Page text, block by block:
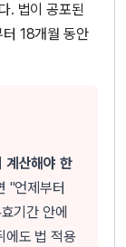
. 법이 공포된
18개월 동안
계산해야 한
"언제부터
기간 안에
에도 법 적용